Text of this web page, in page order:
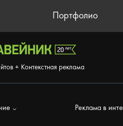
Портфолио
+ Контекстная реклама
Реклама в